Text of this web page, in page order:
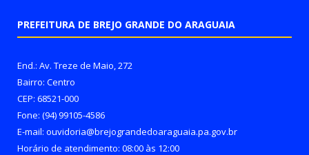
PREFEITURA DE BREJO GRANDE DO ARAGUAIA
End.: Av. Treze de Maio, 272
Bairro: Centro
CEP: 68521-000
Fone: (94) 99105-4586
E-mail: ouvidoria@brejograndedoaraguaia.pa.gov.br
Horário de atendimento: 08:00 às 12:00